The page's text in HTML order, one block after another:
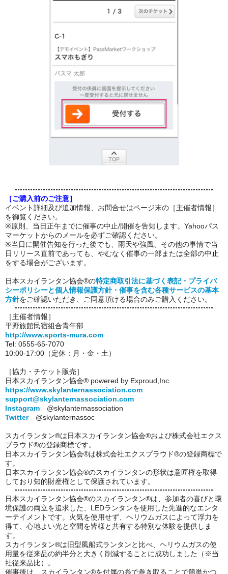
［ご購入前のご注意］
イベント詳細及び追加情報、お問合せはページ末の［主催者情報］
を御覧ください。
※原則、当日正午までに催事の中止/開催を告知します。Yahooパス
マーケットからのメールを必ずご確認ください。
※当日に開催告知を行った後でも、雨天や強風、その他の事情で当
日リリース直前であっても、やむなく催事の一部または全部の中止
をする場合がございます。
日本スカイランタン協会®の特定商取引法に基づく表記・プライバ
シーポリシーと個人情報保護方針・催事を含む各種サービスの基本
方針をご確認いただき、ご同意頂ける場合のみご購入ください。
［主催者情報］
平野旅館民宿組合青年部
http://www.sports-mura.com
Tel: 0555-65-7070
10:00-17:00（定休：月・金・土）
［協力・チケット販売］
日本スカイランタン協会® powered by Exproud,Inc.
https://www.skylanternassociation.com
support@skylanternassociation.com
Instagram @skylanternassociation
Twitter@skylanternassoc
スカイランタン®は日本スカイランタン協会®および株式会社エクス
プラウド®の登録商標です。
日本スカイランタン協会®は株式会社エクスプラウド®の登録商標で
す。
日本スカイランタン協会®のスカイランタンの形状は意匠権を取得
しており知的財産権として保護されています。
日本スカイランタン協会®のスカイランタン®は、参加者の喜びと環
境保護の両立を追求した、LEDランタンを使用した先進的なエンタ
ーテイメントです。火気を使用せず、ヘリウムガスによって浮力を
得て、心地よい光と空間を皆様と共有する特別な体験を提供しま
す。
スカイランタン®は旧型風船式ランタンと比べ、ヘリウムガスの使
用量を従来品の約半分と大きく削減することに成功しました（※当
社従来品比）。
催事後は、スカイランタン®を付属の糸で巻き取ることで簡単かつ